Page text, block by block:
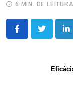
6 MIN. DE LEITURA